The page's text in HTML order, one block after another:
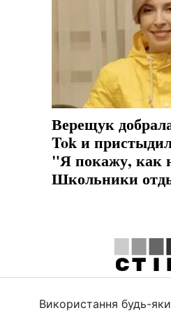
Верещук
Tok и
"Я покажу, как
Школьники
Використання будь-